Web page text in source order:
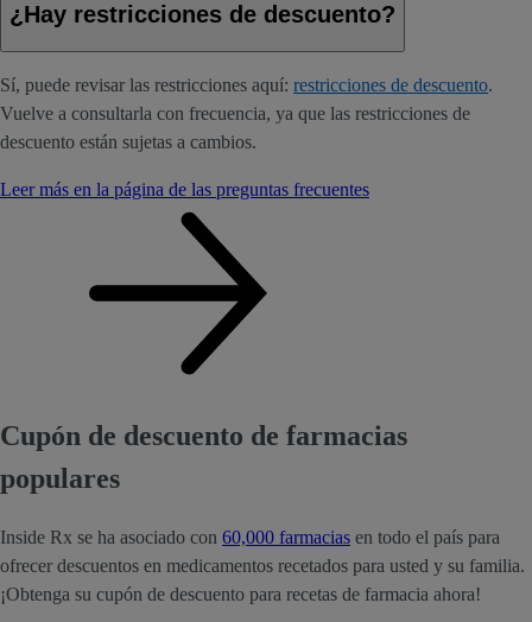
¿Hay restricciones de descuento?
Sí, puede revisar las restricciones aquí: restricciones de descuento.
Vuelve a consultarla con frecuencia, ya que las restricciones de
descuento están sujetas a cambios.
Leer más en la página de las preguntas frecuentes
Cupón de descuento de farmacias
populares
Inside Rx se ha asociado con 60,000 farmacias en todo el país para
ofrecer descuentos en medicamentos recetados para usted y su familia.
¡Obtenga su cupón de descuento para recetas de farmacia ahora!